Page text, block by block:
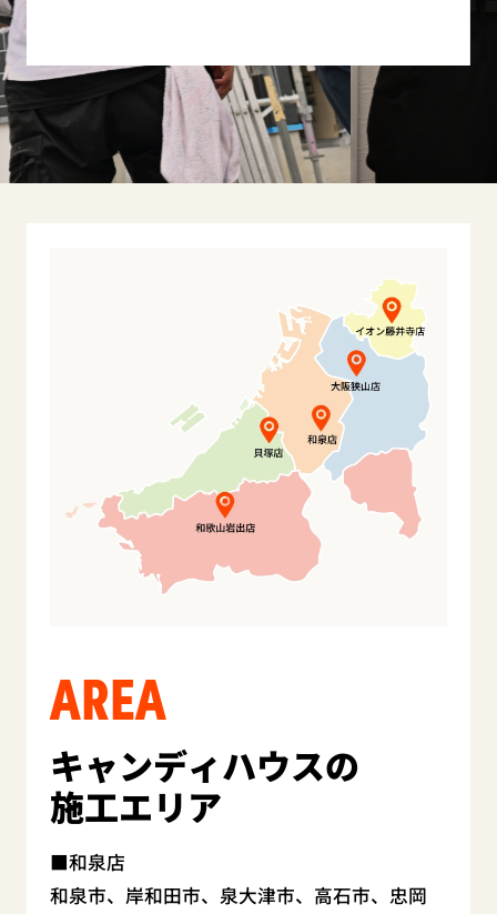
AREA
キャンディハウスの
施工エリア
和泉店
和泉市、岸和田市、泉大津市、高石市、忠岡